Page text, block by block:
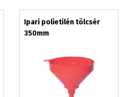
Ipari polietilén tölcsér
350mm